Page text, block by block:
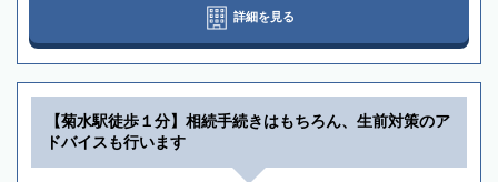
詳細を見る
【菊水駅徒歩１分】相続手続きはもちろん、生前対策のア
ドバイスも行います